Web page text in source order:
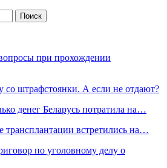
при прохождении
со штрафстоянки. А если не отдают?
денег Беларусь потратила на…
трансплантации встретились на…
по уголовному делу о